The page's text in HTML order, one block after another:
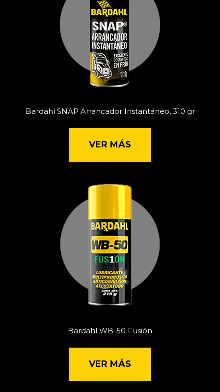
Bardahl SNAP Arrancador Instantáneo, 310 gr
VER MÁS
Bardahl WB-50 Fusión
VER MÁS